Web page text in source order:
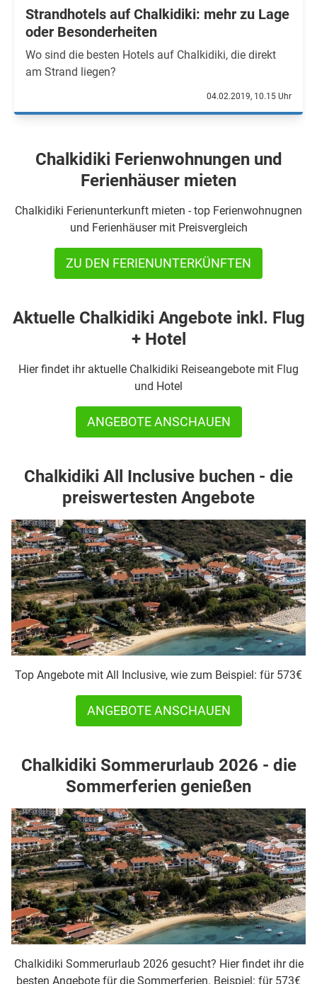
Strandhotels auf Chalkidiki: mehr zu Lage
oder Besonderheiten
Wo sind die besten Hotels auf Chalkidiki, die direkt
am Strand liegen?
04.02.2019, 10.15 Uhr
Chalkidiki Ferienwohnungen und
Ferienhäuser mieten
Chalkidiki Ferienunterkunft mieten - top Ferienwohnugnen
und Ferienhäuser mit Preisvergleich
ZU DEN FERIENUNTERKÜNFTEN
Aktuelle Chalkidiki Angebote inkl. Flug
+ Hotel
Hier findet ihr aktuelle Chalkidiki Reiseangebote mit Flug
und Hotel
ANGEBOTE ANSCHAUEN
Chalkidiki All Inclusive buchen - die
preiswertesten Angebote
Top Angebote mit All Inclusive, wie zum Beispiel: für 573€
ANGEBOTE ANSCHAUEN
Chalkidiki Sommerurlaub 2026 - die
Sommerferien genießen
Chalkidiki Sommerurlaub 2026 gesucht? Hier findet ihr die
besten Angebote für die Sommerferien. Beispiel: für 573€